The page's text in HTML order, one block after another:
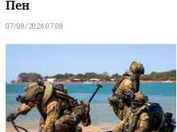
Пен
07/08/2026 07:08